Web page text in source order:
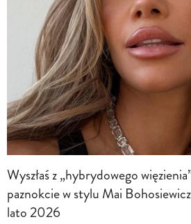
Wyszłaś z „hybrydowego
paznokcie w stylu Mai
lato 2026